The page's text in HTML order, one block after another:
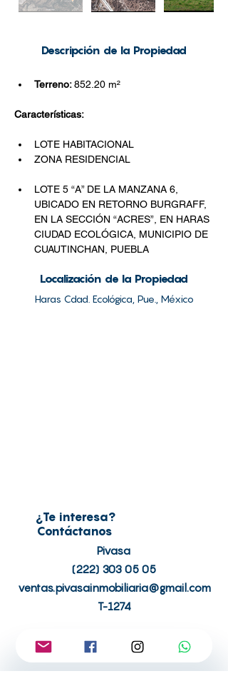
Descripción de la Propiedad
Terreno: 852.20 m²
Características:
LOTE HABITACIONAL
ZONA RESIDENCIAL
LOTE 5 “A” DE LA MANZANA 6,
UBICADO EN RETORNO BURGRAFF,
EN LA SECCIÓN “ACRES”, EN HARAS
CIUDAD ECOLÓGICA, MUNICIPIO DE
CUAUTINCHAN, PUEBLA
Localización de la Propiedad
Haras Cdad. Ecológica, Pue., México
¿Te interesa?
Contáctanos
Pivasa
(222) 303 05 05
ventas.pivasainmobiliaria@gmail.com
T-1274